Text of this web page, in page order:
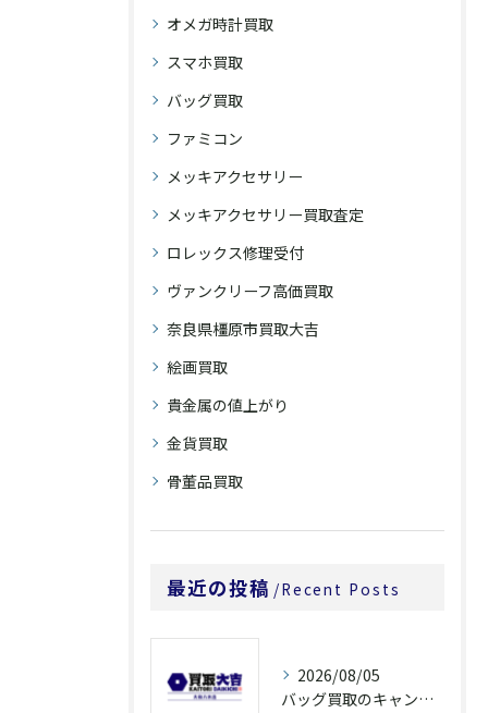
オメガ時計買取
スマホ買取
バッグ買取
ファミコン
メッキアクセサリー
メッキアクセサリー買取査定
ロレックス修理受付
ヴァンクリーフ高価買取
奈良県橿原市買取大吉
絵画買取
貴金属の値上がり
金貨買取
骨董品買取
最近の投稿 Recent Posts
2026/08/05
バッグ買取のキャンペーンで奈良県橿原市でお得に売るための条件と注意点徹底ガイド